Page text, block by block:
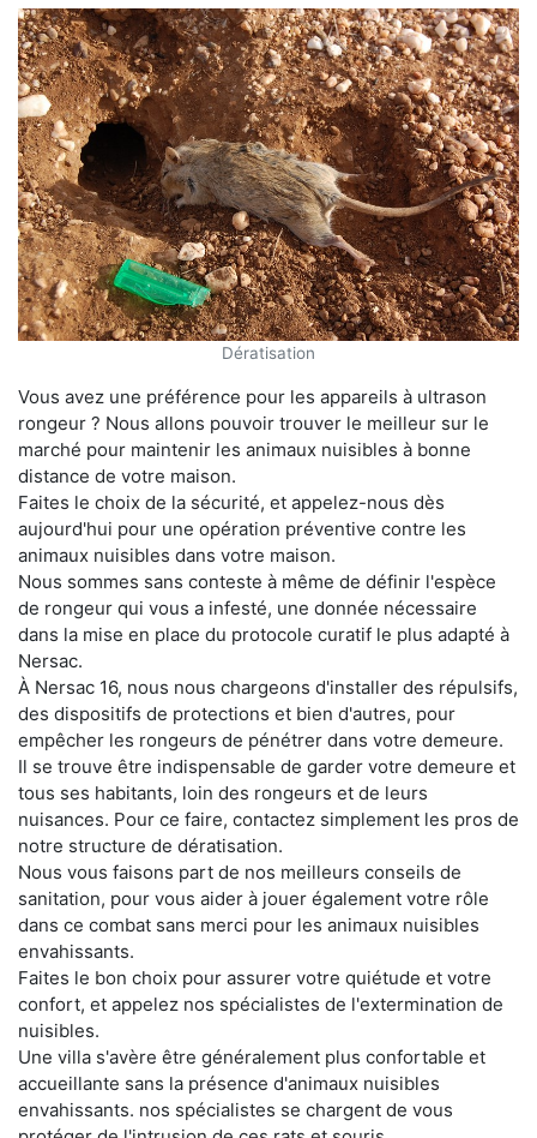
Dératisation
Vous avez une préférence pour les appareils à ultrason
rongeur ? Nous allons pouvoir trouver le meilleur sur le
marché pour maintenir les animaux nuisibles à bonne
distance de votre maison.
Faites le choix de la sécurité, et appelez-nous dès
aujourd'hui pour une opération préventive contre les
animaux nuisibles dans votre maison.
Nous sommes sans conteste à même de définir l'espèce
de rongeur qui vous a infesté, une donnée nécessaire
dans la mise en place du protocole curatif le plus adapté à
Nersac.
À Nersac 16, nous nous chargeons d'installer des répulsifs,
des dispositifs de protections et bien d'autres, pour
empêcher les rongeurs de pénétrer dans votre demeure.
Il se trouve être indispensable de garder votre demeure et
tous ses habitants, loin des rongeurs et de leurs
nuisances. Pour ce faire, contactez simplement les pros de
notre structure de dératisation.
Nous vous faisons part de nos meilleurs conseils de
sanitation, pour vous aider à jouer également votre rôle
dans ce combat sans merci pour les animaux nuisibles
envahissants.
Faites le bon choix pour assurer votre quiétude et votre
confort, et appelez nos spécialistes de l'extermination de
nuisibles.
Une villa s'avère être généralement plus confortable et
accueillante sans la présence d'animaux nuisibles
envahissants. nos spécialistes se chargent de vous